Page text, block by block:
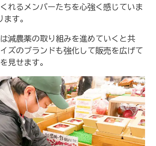
れるメンバーたちを心強く感じていま
す。
減農薬の取り組みを進めていくと共
ズのブランドも強化して販売を広げて
見せます。